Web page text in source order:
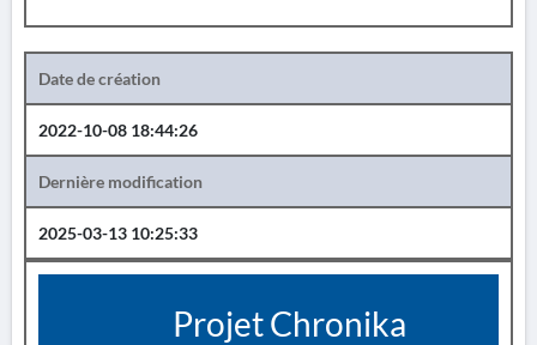
Date de création
2022-10-08 18:44:26
Dernière modification
2025-03-13 10:25:33
Projet Chronika